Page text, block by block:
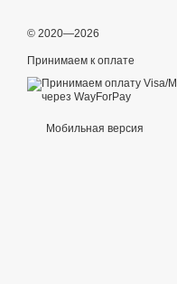
© 2020—2026
Принимаем к оплате
Мобильная версия